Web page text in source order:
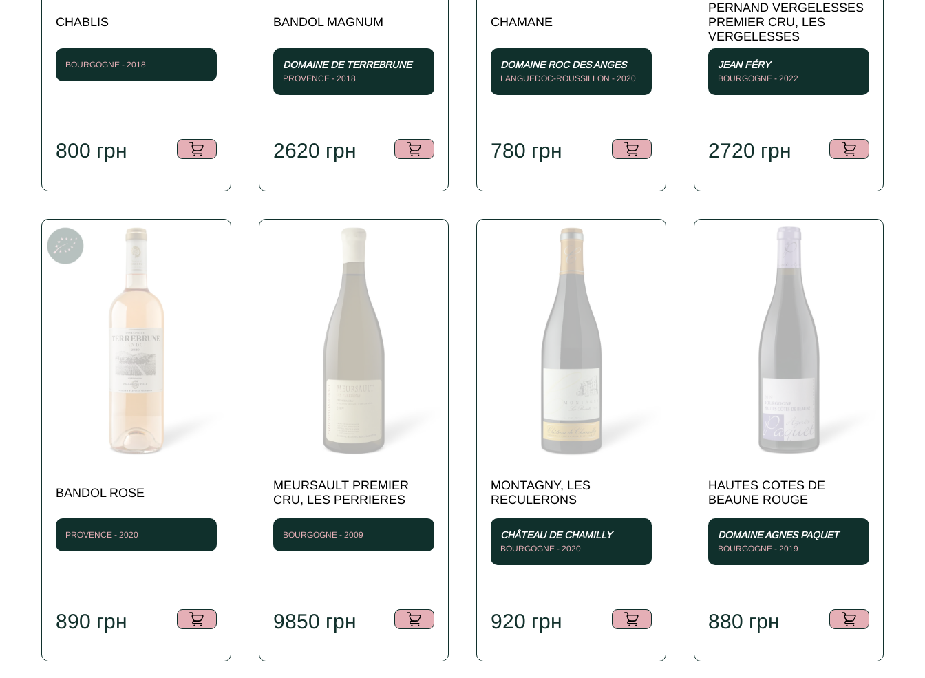
CHABLIS
BOURGOGNE - 2018
800 грн
BANDOL MAGNUM
DOMAINE DE TERREBRUNE
PROVENCE - 2018
2620 грн
CHAMANE
DOMAINE ROC DES ANGES
LANGUEDOC-ROUSSILLON - 2020
780 грн
PERNAND VERGELESSES
PREMIER CRU, LES
VERGELESSES
JEAN FÉRY
BOURGOGNE - 2022
2720 грн
BANDOL ROSE
PROVENCE - 2020
890 грн
MEURSAULT PREMIER
CRU, LES PERRIERES
BOURGOGNE - 2009
9850 грн
MONTAGNY, LES
RECULERONS
CHÂTEAU DE CHAMILLY
BOURGOGNE - 2020
920 грн
HAUTES COTES DE
BEAUNE ROUGE
DOMAINE AGNES PAQUET
BOURGOGNE - 2019
880 грн